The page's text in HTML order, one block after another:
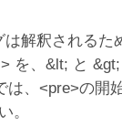
解釈されるた
を、&lt; と
は、<pre>の開
。